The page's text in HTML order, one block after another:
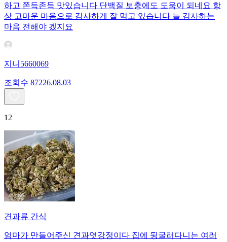
하고 쫀득존득 맛있습니다 단백질 보충에도 도움이 되네요 항
상 고마운 마음으로 감사하게 잘 먹고 있습니다 늘 감사하는
마음 전해야 겠지요
지니5660069
조회수 87226.08.03
12
견과류 간식
엄마가 만들어주신 견과엿강정이다 집에 뒹굴러다니는 여러